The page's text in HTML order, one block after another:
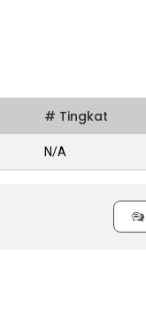
# Tingkat
N/A